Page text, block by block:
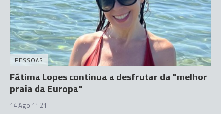
PESSOAS
Fátima Lopes continua a desfrutar da "melhor
praia da Europa"
14 Ago 11:21